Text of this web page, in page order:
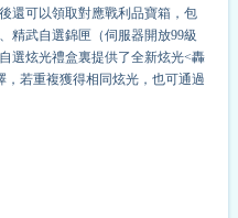
還可以領取對應戰利品寶箱，包
精武自選錦匣（伺服器開放99級
選炫光禮盒裏提供了全新炫光<轟
若重複獲得相同炫光，也可通過